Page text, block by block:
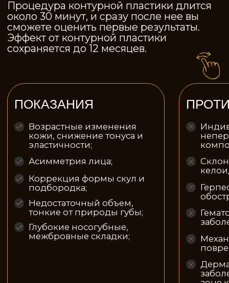
аутоиммунные
заболевания;
сахарный диабет;
Беременность и период
лактации и пр.
СТОИМОСТЬ